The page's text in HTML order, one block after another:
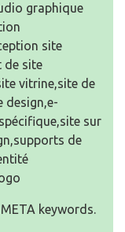
graphique
site
de site
vitrine,site de
design,e-
sur
de
keywords.